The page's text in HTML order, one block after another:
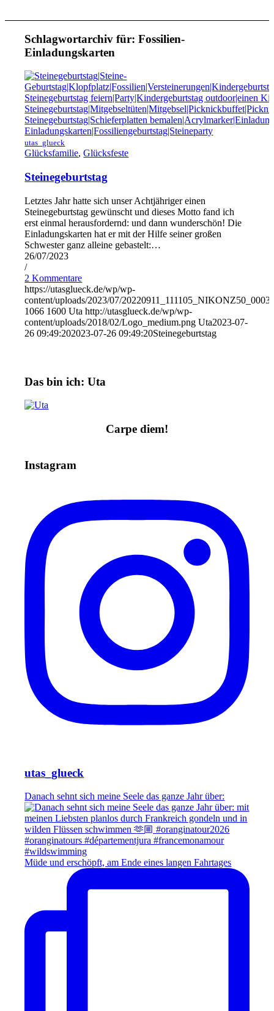
Schlagwortarchiv für:Fossilien-
Einladungskarten
utas_glueck
Glücksfamilie,Glücksfeste
Steinegeburtstag
Letztes Jahr hatte sich unser Achtjähriger einen
Steinegeburtstag gewünscht und dieses Motto fand ich
erst einmal herausfordernd: und dann wunderschön! Die
Einladungskarten hat er mit der Hilfe seiner großen
Schwester ganz alleine gebastelt:…
26/07/2023
/
2 Kommentare
https://utasglueck.de/wp/wp-
content/uploads/2023/07/
1066 1600 Uta http://utasglueck.de/wp/wp-
content/uploads/2018/02/Logo_medium.png Uta2023-07-
26 09:49:202023-07-26 09:49:20Steinegeburtstag
Das bin ich: Uta
Carpe diem!
Instagram
utas_glueck
Danach sehnt sich meine Seele das ganze Jahr über:
Müde und erschöpft, am Ende eines langen Fahrtages